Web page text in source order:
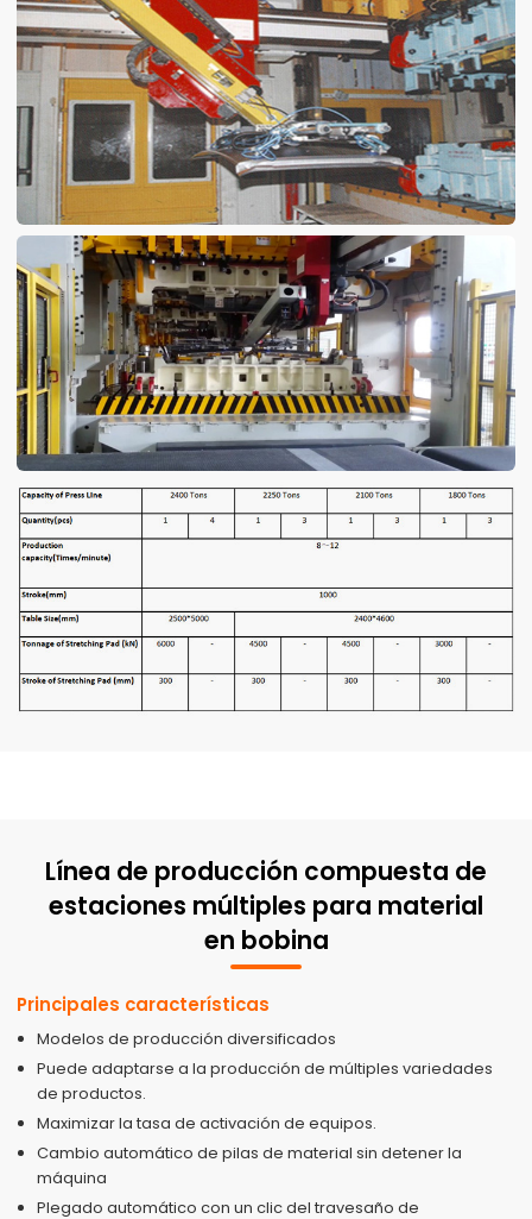
Línea de producción compuesta de
estaciones múltiples para material
en bobina
Principales características
Modelos de producción diversificados
Puede adaptarse a la producción de múltiples variedades
de productos.
Maximizar la tasa de activación de equipos.
Cambio automático de pilas de material sin detener la
máquina
Plegado automático con un clic del travesaño de